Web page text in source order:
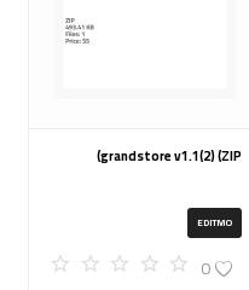
grandstore v1.1(2) (ZIP)
EDITMO
0